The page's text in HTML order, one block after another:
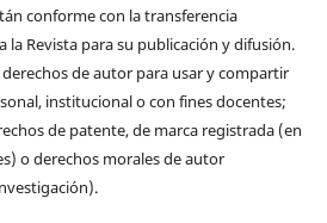
conforme con la transferencia
Revista para su publicación y difusión.
de autor para usar y compartir
institucional o con fines docentes;
de patente, de marca registrada (en
o derechos morales de autor